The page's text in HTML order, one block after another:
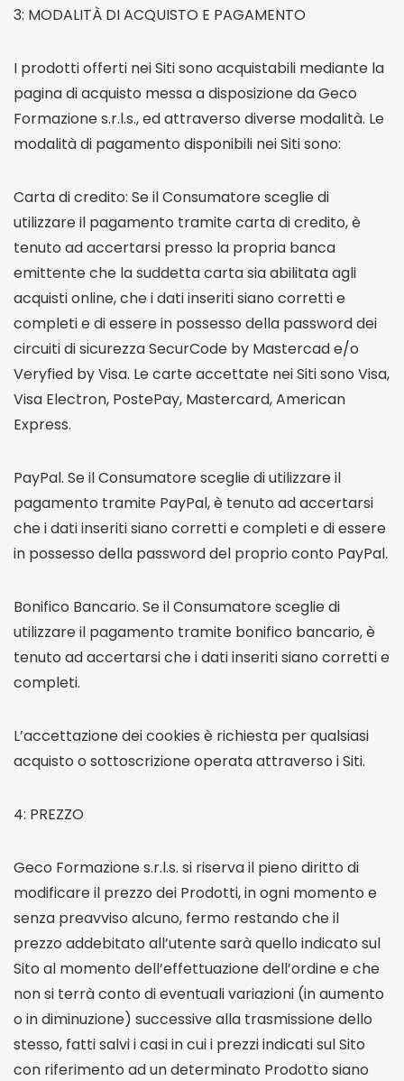
3: MODALITÀ DI ACQUISTO E PAGAMENTO
I prodotti offerti nei Siti sono acquistabili mediante la
pagina di acquisto messa a disposizione da Geco
Formazione s.r.l.s., ed attraverso diverse modalità. Le
modalità di pagamento disponibili nei Siti sono:
Carta di credito: Se il Consumatore sceglie di
utilizzare il pagamento tramite carta di credito, è
tenuto ad accertarsi presso la propria banca
emittente che la suddetta carta sia abilitata agli
acquisti online, che i dati inseriti siano corretti e
completi e di essere in possesso della password dei
circuiti di sicurezza SecurCode by Mastercad e/o
Veryfied by Visa. Le carte accettate nei Siti sono Visa,
Visa Electron, PostePay, Mastercard, American
Express.
PayPal. Se il Consumatore sceglie di utilizzare il
pagamento tramite PayPal, è tenuto ad accertarsi
che i dati inseriti siano corretti e completi e di essere
in possesso della password del proprio conto PayPal.
Bonifico Bancario. Se il Consumatore sceglie di
utilizzare il pagamento tramite bonifico bancario, è
tenuto ad accertarsi che i dati inseriti siano corretti e
completi.
L’accettazione dei cookies è richiesta per qualsiasi
acquisto o sottoscrizione operata attraverso i Siti.
4: PREZZO
Geco Formazione s.r.l.s. si riserva il pieno diritto di
modificare il prezzo dei Prodotti, in ogni momento e
senza preavviso alcuno, fermo restando che il
prezzo addebitato all’utente sarà quello indicato sul
Sito al momento dell’effettuazione dell’ordine e che
non si terrà conto di eventuali variazioni (in aumento
o in diminuzione) successive alla trasmissione dello
stesso, fatti salvi i casi in cui i prezzi indicati sul Sito
con riferimento ad un determinato Prodotto siano